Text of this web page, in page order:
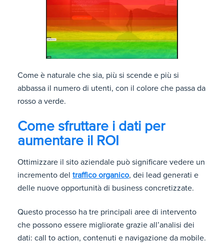
Come è naturale che sia, più si scende e più si
abbassa il numero di utenti, con il colore che passa da
rosso a verde.
Come sfruttare i dati per
aumentare il ROI
Ottimizzare il sito aziendale può significare vedere un
incremento del traffico organico, dei lead generati e
delle nuove opportunità di business concretizzate.
Questo processo ha tre principali aree di intervento
che possono essere migliorate grazie all’analisi dei
dati: call to action, contenuti e navigazione da mobile.